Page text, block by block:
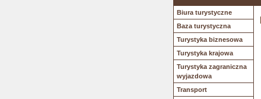
Biura turystyczne
Baza turystyczna
Turystyka biznesowa
Turystyka krajowa
Turystyka zagraniczna
wyjazdowa
Transport